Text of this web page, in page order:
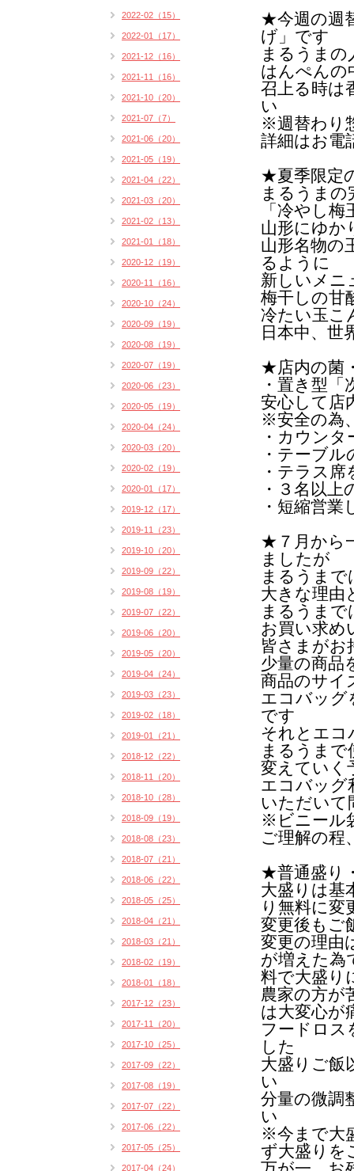
★今週の週
げ 」です
まるうまの
はんぺんの
召上る時は
い
※週替わり
詳細はお電
★夏季限定
まるうまの
「冷やし
山形にゆか
山形名物の
るように
新しいメニ
梅干しの甘
冷たい玉こ
日本中、世
★店内の菌
・置き型
安心して店
※安全の為
・カウン
・テーブ
・テラス
・３名以
・短縮営業
★７月から
ましたが
まるうま
大きな理由
まるうまで
お買い求め
皆さまがお
少量の商品
商品のサイ
エコバッグ
です
それとエコ
まるうまで
変えていく
エコバッグ
いただいて
※ビニール
ご理解の程
★普通盛り
大盛りは基
り無料に変
変更後もご
変更の理由
が増えた為
料で大盛り
農家の方が
は大変心が
フードロス
した
大盛りご飯
い
分量の微調
い
※今まで大
ず大盛りを
2022-02（15）
2022-01（17）
2021-12（16）
2021-11（16）
2021-10（20）
2021-07（7）
2021-06（20）
2021-05（19）
2021-04（22）
2021-03（20）
2021-02（13）
2021-01（18）
2020-12（19）
2020-11（16）
2020-10（24）
2020-09（19）
2020-08（19）
2020-07（19）
2020-06（23）
2020-05（19）
2020-04（24）
2020-03（20）
2020-02（19）
2020-01（17）
2019-12（17）
2019-11（23）
2019-10（20）
2019-09（22）
2019-08（19）
2019-07（22）
2019-06（20）
2019-05（20）
2019-04（24）
2019-03（23）
2019-02（18）
2019-01（21）
2018-12（22）
2018-11（20）
2018-10（28）
2018-09（19）
2018-08（23）
2018-07（21）
2018-06（22）
2018-05（25）
2018-04（21）
2018-03（21）
2018-02（19）
2018-01（18）
2017-12（23）
2017-11（20）
2017-10（25）
2017-09（22）
2017-08（19）
2017-07（22）
2017-06（22）
2017-05（25）
2017-04（24）